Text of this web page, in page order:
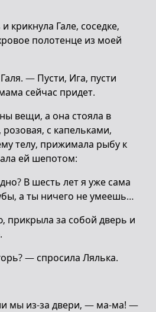
крикнула Гале, соседке,
полотенце из моей
— Пусти, Ига, пусти
сейчас придет.
вещи, а она стояла в
с капельками,
телу, прижимала рыбу к
ей шепотом:
В шесть лет я уже сама
а ты ничего не умеешь…
прикрыла за собой дверь и
— спросила Лялька.
мы из-за двери, — ма-ма! —